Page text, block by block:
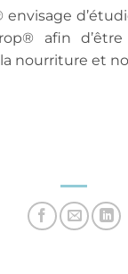
afin
nourriture et